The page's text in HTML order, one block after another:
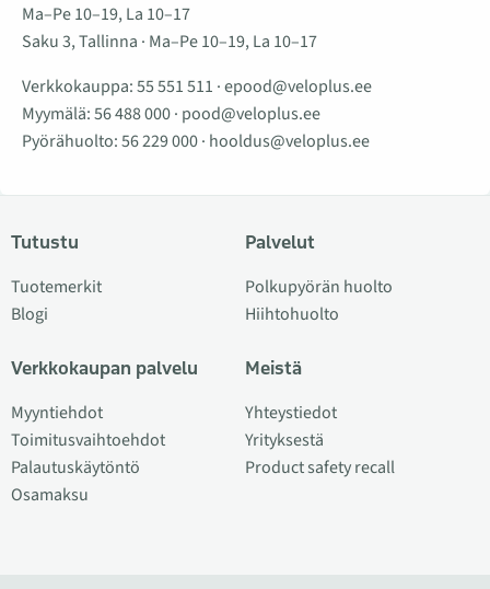
Ma–Pe 10–19, La 10–17
Saku 3, Tallinna · Ma–Pe 10–19, La 10–17
Verkkokauppa:55 551 511 ·epood@veloplus.ee
Myymälä:56 488 000· pood@veloplus.ee
Pyörähuolto:56 229 000· hooldus@veloplus.ee
Tutustu
Tuotemerkit
Blogi
Verkkokaupan palvelu
Myyntiehdot
Toimitusvaihtoehdot
Palautuskäytöntö
Osamaksu
Palvelut
Polkupyörän huolto
Hiihtohuolto
Meistä
Yhteystiedot
Yrityksestä
Product safety recall